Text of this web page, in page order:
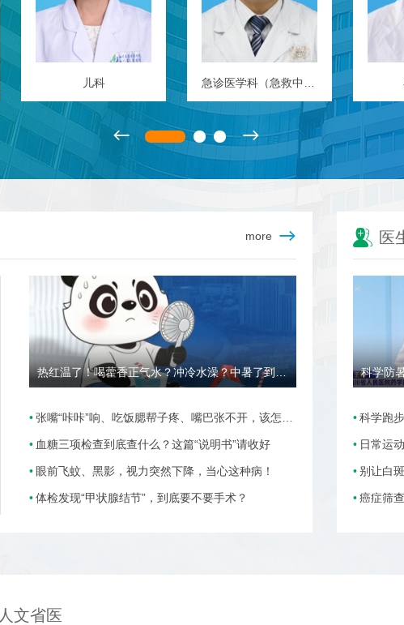
口腔医学中心
more
热红温了！喝藿香正气水？冲冷水澡？中暑了到底该咋办？
张嘴“咔咔”响、吃饭腮帮子疼、嘴巴张不开，该怎么办？
血糖三项检查到底查什么？这篇“说明书”请收好
眼前飞蚊、黑影，视力突然下降，当心这种病！
体检发现“甲状腺结节”，到底要不要手术？
 医
科学跑
日常运
别让白
癌症筛
人文省医